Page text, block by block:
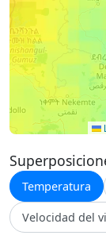
Temperatura
Velocidad del